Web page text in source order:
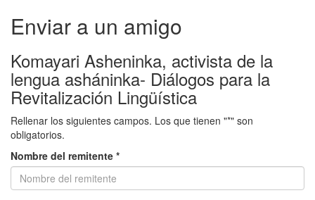
Enviar a un amigo
Komayari Asheninka, activista de la
lengua asháninka- Diálogos para la
Revitalización Lingüística
Rellenar los siguientes campos. Los que tienen "*" son
obligatorios.
Nombre del remitente *